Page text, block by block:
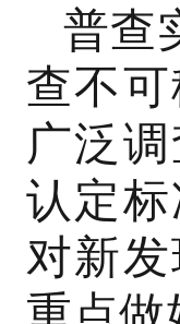
普查
查不
广泛
认定
对新